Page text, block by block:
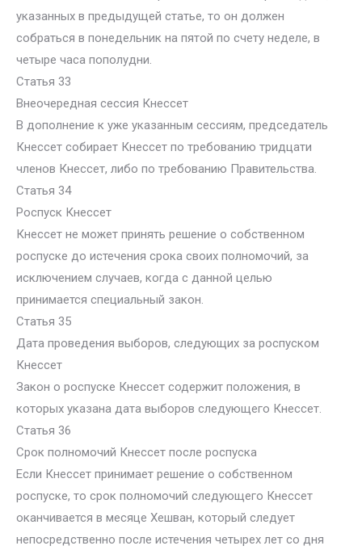
указанных в предыдущей статье, то он должен
собраться в понедельник на пятой по счету неделе, в
четыре часа пополудни.
Статья 33
Внеочередная сессия Кнессет
В дополнение к уже указанным сессиям, председатель
Кнессет собирает Кнессет по требованию тридцати
членов Кнессет, либо по требованию Правительства.
Статья 34
Роспуск Кнессет
Кнессет не может принять решение о собственном
роспуске до истечения срока своих полномочий, за
исключением случаев, когда с данной целью
принимается специальный закон.
Статья 35
Дата проведения выборов, следующих за роспуском
Кнессет
Закон о роспуске Кнессет содержит положения, в
которых указана дата выборов следующего Кнессет.
Статья 36
Срок полномочий Кнессет после роспуска
Если Кнессет принимает решение о собственном
роспуске, то срок полномочий следующего Кнессет
оканчивается в месяце Хешван, который следует
непосредственно после истечения четырех лет со дня